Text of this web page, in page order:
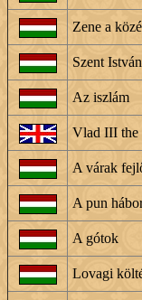
Zene a
Szent István
Az iszlám
Vlad III the
A várak
A pun
A gótok
Lovagi